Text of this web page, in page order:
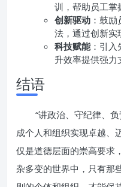
训，帮助员工掌
创新驱动 ：鼓
法，通过创新实
科技赋能：引入
升效率提供强力
结语
“讲政治、守纪律、
成个人和组织实现卓越、
仅是道德层面的崇高要求
杂多变的世界中，只有那